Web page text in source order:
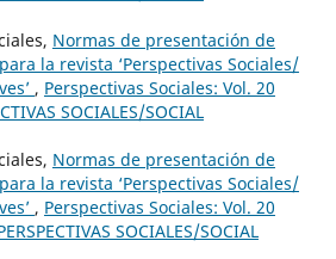
Normas de presentación de
la revista ‘Perspectivas Sociales/
, Perspectivas Sociales: Vol. 20
SOCIALES/SOCIAL
Normas de presentación de
la revista ‘Perspectivas Sociales/
, Perspectivas Sociales: Vol. 20
SOCIALES/SOCIAL